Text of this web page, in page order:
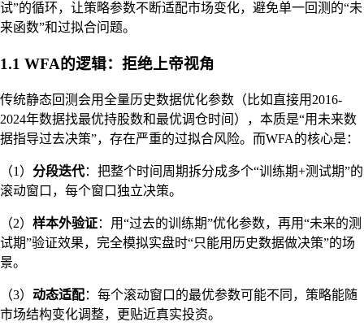
试”的循环，让策略参数不断适配市场变化，避免单一回测的“未
来函数”和过拟合问题。
1.1 WFA的逻辑：拒绝上帝视角
传统静态回测会用全量历史数据优化参数（比如直接用2016-
2024年数据找最优持股数和最优调仓时间），本质是“用未来数
据指导过去决策”，存在严重的过拟合风险。而WFA的核心是：
（1） 分段迭代：把整个时间周期拆分成多个“训练期+测试期”的
滚动窗口，每个窗口独立决策。
（2） 样本外验证：用“过去的训练期”优化参数，再用“未来的测
试期”验证效果，完全模拟实盘时“只能用历史数据做决策”的场
景。
（3） 动态适配：每个滚动窗口的最优参数可能不同，策略能随
市场结构变化调整，更贴近真实投资。